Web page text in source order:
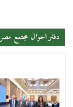
دفتر احوال مجتمع مصر